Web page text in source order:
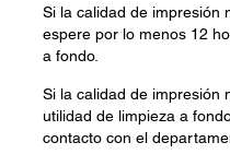
Si la calidad de impresión
espere por lo menos 12
a fondo.
Si la calidad de impresión
utilidad de limpieza a
contacto con el